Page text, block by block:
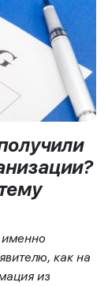
именно
как на
из